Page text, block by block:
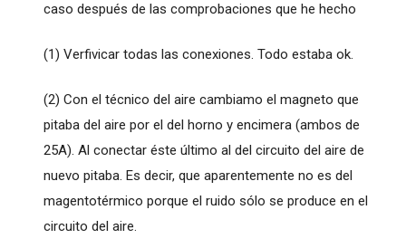
caso después de las comprobaciones que he hecho
(1) Verfivicar todas las conexiones. Todo estaba ok.
(2) Con el técnico del aire cambiamo el magneto que
pitaba del aire por el del horno y encimera (ambos de
25A). Al conectar éste último al del circuito del aire de
nuevo pitaba. Es decir, que aparentemente no es del
magentotérmico porque el ruido sólo se produce en el
circuito del aire.